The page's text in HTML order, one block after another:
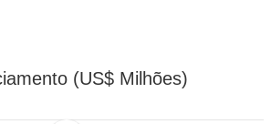
(US$ Milhões)